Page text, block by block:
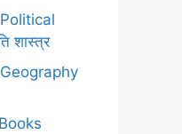
शास्त्र